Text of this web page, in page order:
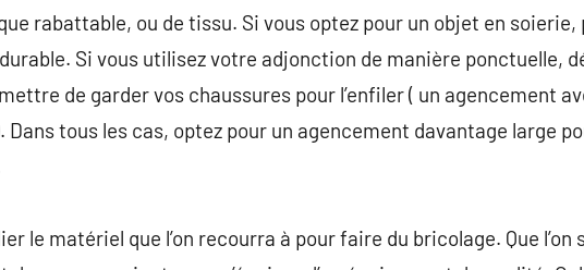
rabattable, ou de tissu. Si vous optez pour un objet en
Si vous utilisez votre adjonction de manière ponctuelle,
de garder vos chaussures pour l’enfiler ( un agencement
Dans tous les cas, optez pour un agencement davantage large
le matériel que l’on recourra à pour faire du bricolage. Que